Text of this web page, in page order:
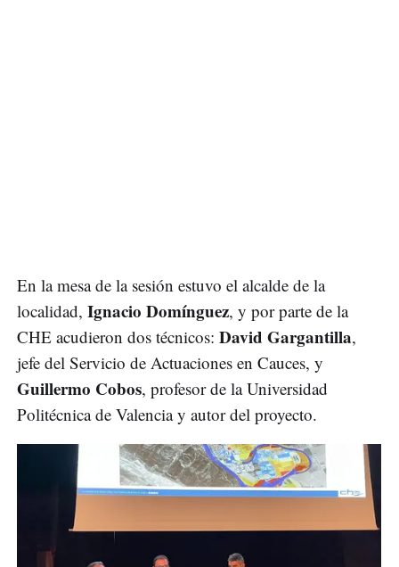
En la mesa de la sesión estuvo el alcalde de la
localidad, Ignacio Domínguez, y por parte de la
CHE acudieron dos técnicos: David Gargantilla,
jefe del Servicio de Actuaciones en Cauces, y
Guillermo Cobos, profesor de la Universidad
Politécnica de Valencia y autor del proyecto.